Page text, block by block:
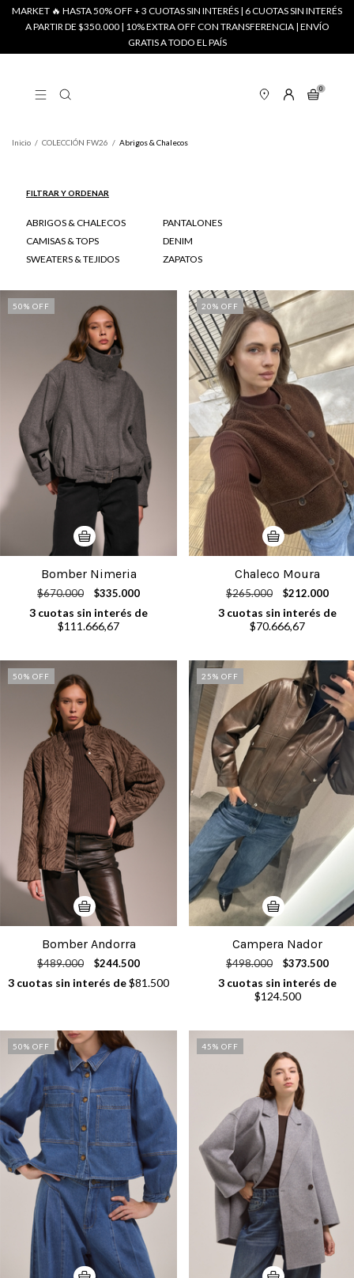
MARKET 🔥 HASTA 50% OFF + 3 CUOTAS SIN INTERÉS | 6 CUOTAS SIN INTERÉS
A PARTIR DE $350.000 | 10% EXTRA OFF CON TRANSFERENCIA | ENVÍO
GRATIS A TODO EL PAÍS
0
Inicio / COLECCIÓN FW26 / Abrigos & Chalecos
FILTRAR Y ORDENAR
ABRIGOS & CHALECOS
PANTALONES
CAMISAS & TOPS
DENIM
SWEATERS & TEJIDOS
ZAPATOS
50% OFF
Bomber Nimeria
$670.000 $335.000
3 cuotas sin interés de
$111.666,67
20% OFF
Chaleco Moura
$265.000 $212.000
3 cuotas sin interés de
$70.666,67
50% OFF
Bomber Andorra
$489.000 $244.500
3 cuotas sin interés de$81.500
25% OFF
Campera Nador
$498.000 $373.500
3 cuotas sin interés de
$124.500
50% OFF 45% OFF